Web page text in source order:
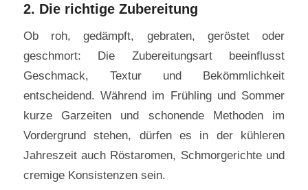
2. Die richtige Zubereitung
Ob roh, gedämpft, gebraten, geröstet oder
geschmort: Die Zubereitungsart beeinflusst
Geschmack, Textur und Bekömmlichkeit
entscheidend. Während im Frühling und Sommer
kurze Garzeiten und schonende Methoden im
Vordergrund stehen, dürfen es in der kühleren
Jahreszeit auch Röstaromen, Schmorgerichte und
cremige Konsistenzen sein.